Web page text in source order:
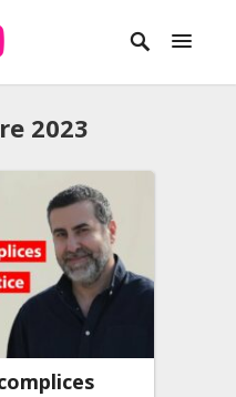
2023